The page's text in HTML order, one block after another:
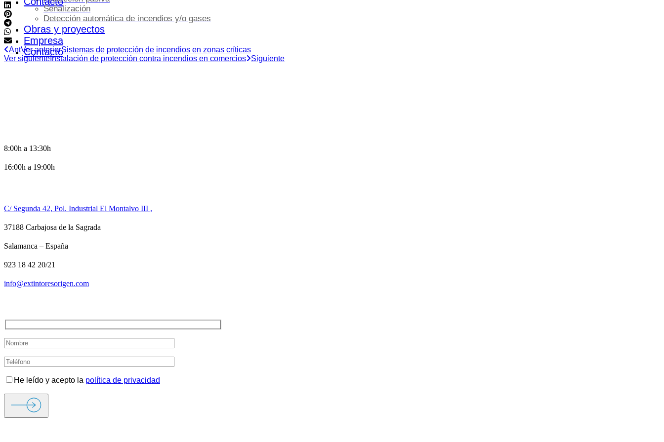
Señalización
Detección automática de incendios y/o gases
Obras y proyectos
Empresa
Contacto
AntVer anteriorSistemas de protección de incendios en zonas críticas
Ver siguienteInstalación de protección contra incendios en comercios Siguiente
8:00h a 13:30h
16:00h a 19:00h
C/ Segunda 42, Pol. Industrial El Montalvo III ,
37188 Carbajosa de la Sagrada
Salamanca – España
923 18 42 20/21
info@extintoresorigen.com
He leído y acepto la política de privacidad